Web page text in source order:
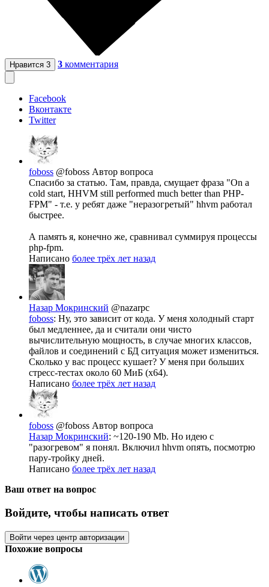
Нравится 3 3 комментария
Facebook
Вконтакте
Twitter
foboss @foboss Автор вопроса
Спасибо за статью. Там, правда, смущает фраза "On a
cold start, HHVM still performed much better than PHP-
FPM" - т.е. у ребят даже "неразогретый" hhvm работал
быстрее.
А память я, конечно же, сравнивал суммируя процессы
php-fpm.
Написано более трёх лет назад
Назар Мокринский @nazarpc
foboss: Ну, это зависит от кода. У меня холодный старт
был медленнее, да и считали они чисто
вычислительную мощность, в случае многих классов,
файлов и соединений с БД ситуация может измениться.
Сколько у вас процесс кушает? У меня при больших
стресс-тестах около 60 МиБ (x64).
Написано более трёх лет назад
foboss @foboss Автор вопроса
Назар Мокринский: ~120-190 Mb. Но идею с
"разогревом" я понял. Включил hhvm опять, посмотрю
пару-тройку дней.
Написано более трёх лет назад
Ваш ответ на вопрос
Войдите, чтобы написать ответ
Войти через центр авторизации
Похожие вопросы